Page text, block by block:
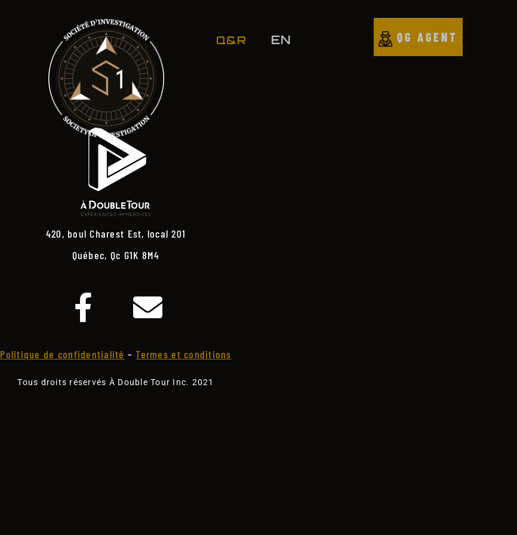
Q&R EN QG AGENT
420, boul Charest Est, local 201
Québec, Qc G1K 8M4
Politique de confidentialité –Termes et conditions
Tous droits réservés À Double Tour Inc. 2021